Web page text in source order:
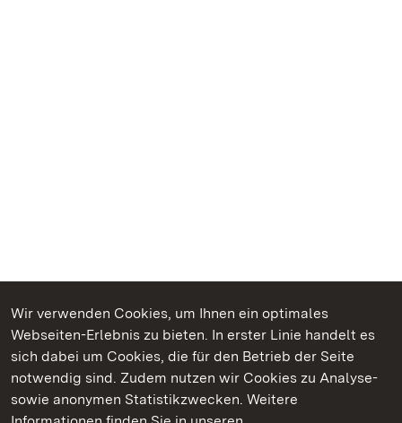
Wir verwenden Cookies, um Ihnen ein optimales
Webseiten-Erlebnis zu bieten. In erster Linie handelt es
sich dabei um Cookies, die für den Betrieb der Seite
notwendig sind. Zudem nutzen wir Cookies zu Analyse-
sowie anonymen Statistikzwecken. Weitere
Kommen. Staunen. Genießen.